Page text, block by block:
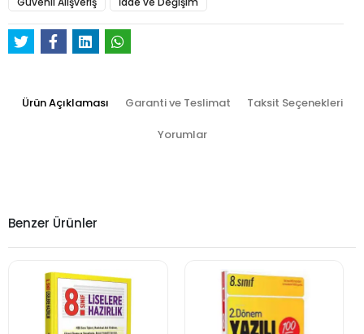
Ürün Açıklaması Garanti ve Teslimat Taksit Seçenekleri
Yorumlar
Benzer Ürünler